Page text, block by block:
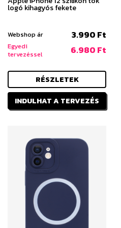
logó kihagyós fekete
Webshop ár 3.990 Ft
Egyedi
tervezéssel
6.980 Ft
RÉSZLETEK
INDULHAT A TERVEZÉS